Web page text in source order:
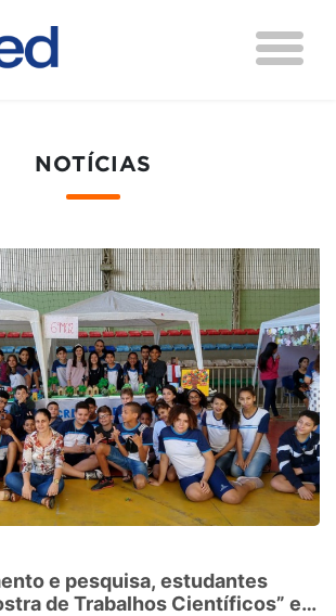
NOTÍCIAS
e pesquisa, estudantes
de Trabalhos Científicos” em